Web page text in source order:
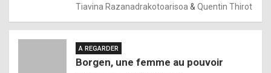
Tiavina Razanadrakotoarisoa & Quentin Thirot
A REGARDER
Borgen, une femme au pouvoir